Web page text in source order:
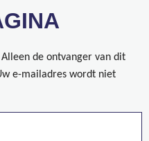
de ontvanger van dit
e-mailadres wordt niet